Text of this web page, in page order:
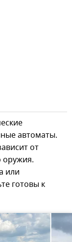
автоматы.
от
оружия.
или
готовы к